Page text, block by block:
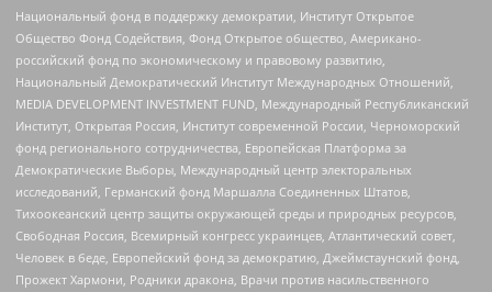
Национальный фонд в поддержку демократии, Институт Открытое
Общество Фонд Содействия, Фонд Открытое общество, Американо-
российский фонд по экономическому и правовому развитию,
Национальный Демократический Институт Международных Отношений,
MEDIA DEVELOPMENT INVESTMENT FUND, Международный Республиканский
Институт, Открытая Россия, Институт современной России, Черноморский
фонд регионального сотрудничества, Европейская Платформа за
Демократические Выборы, Международный центр электоральных
исследований, Германский фонд Маршалла Соединенных Штатов,
Тихоокеанский центр защиты окружающей среды и природных ресурсов,
Свободная Россия, Всемирный конгресс украинцев, Атлантический совет,
Человек в беде, Европейский фонд за демократию, Джеймстаунский фонд,
Прожект Хармони, Родники дракона, Врачи против насильственного